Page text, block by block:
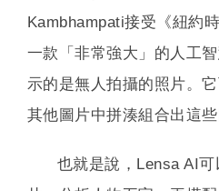
Kambhampati接受《紐約
一款「非常強大」的人工
示的是無人拍攝的照片。
其他圖片中拼湊組合出這些
也就是說，Lensa AI